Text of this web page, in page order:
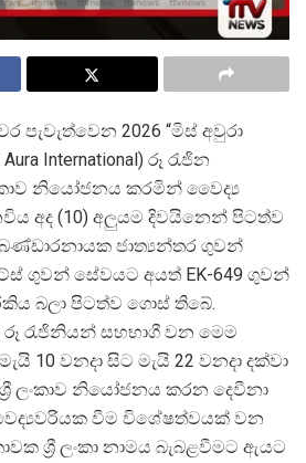
පැවැත්වෙන 2026 “මිස් අවුරා
International) රූ රැජින
නියෝජනය කරමින් වෛද්
අද (10) අලුයම දිවයිනෙන් පිටත්ව
ජාත්යන්තර ගුවන්
ගුවන් සේවයට අයත් EK-649 ගුවන්
බලා පිටත්ව ගොස් තිබේ.
රූ රැජිනියන් සහභාගී වන මෙම
10 වනදා සිට මැයි 22 වනදා දක්වා
රී ලංකාව නියෝජනය කරන දෙවීනා
යවරියක වීම විශේෂත්වයක් වන
ශ් රී ලංකා නාමය බැබළවීමට ඇයට